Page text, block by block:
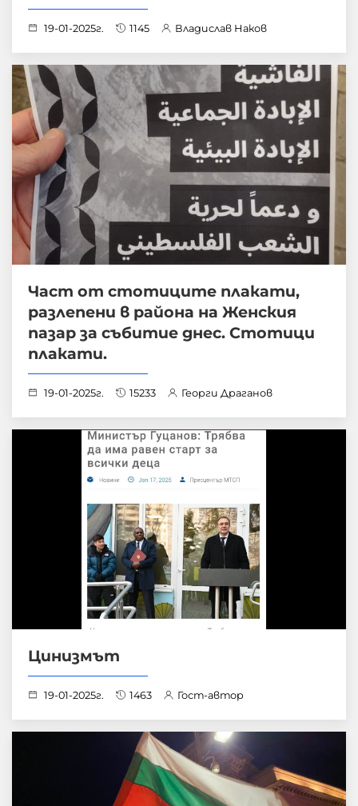
19-01-2025г. 1145 Владислав Наков
Част от стотиците плакати,
разлепени в района на Женския
пазар за събитие днес. Стотици
плакати.
19-01-2025г. 15233 Георги Драганов
Цинизмът
19-01-2025г. 1463 Гост-автор